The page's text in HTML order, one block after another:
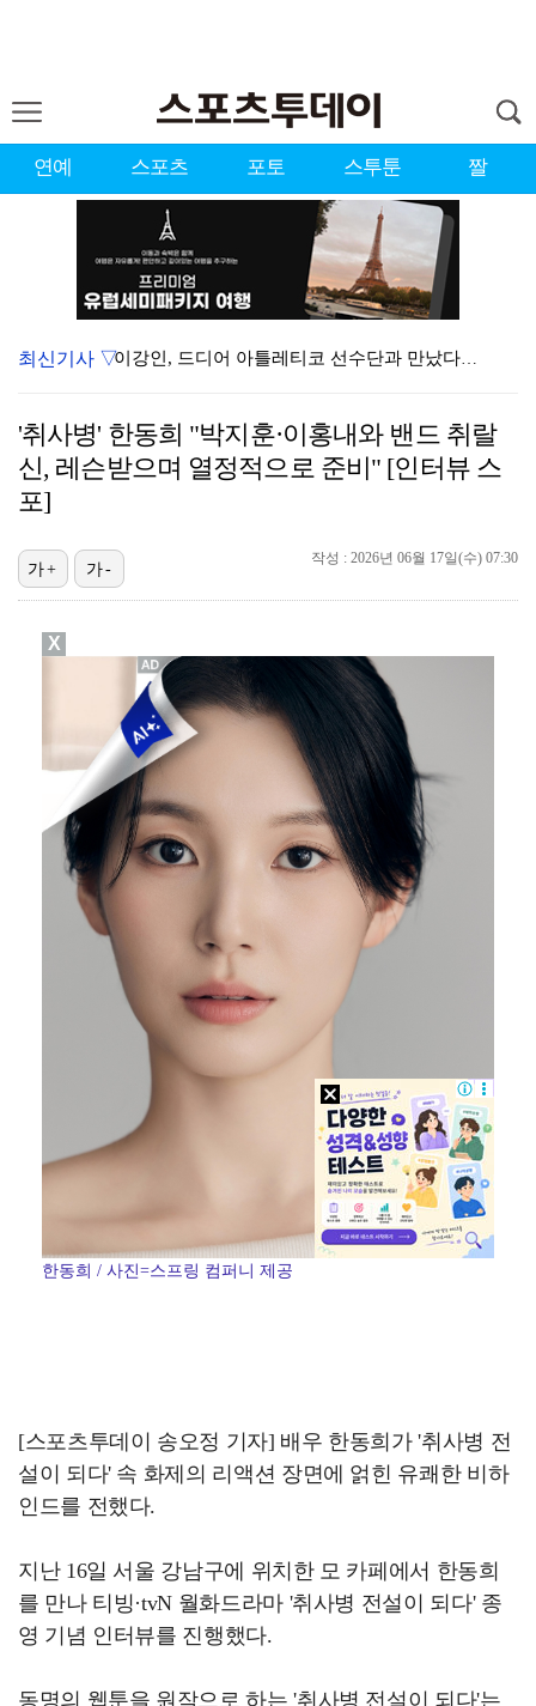
연예 스포츠 포토 스투툰 짤
이강인, 드디어 아틀레티코 선수단과 만났다…시메오네 감…
대한축구협회, 외국인 심판 7차례 성접대 의혹…이 기간…
최신기사 ▽
'취사병' 한동희 "박지훈·이홍내와 밴드 취랄
신, 레슨받으며 열정적으로 준비" [인터뷰 스
포]
작성 : 2026년 06월 17일(수) 07:30
가+ 가-
한동희 / 사진=스프링 컴퍼니 제공
[스포츠투데이 송오정 기자] 배우 한동희가 '취사병 전
설이 되다' 속 화제의 리액션 장면에 얽힌 유쾌한 비하
인드를 전했다.
지난 16일 서울 강남구에 위치한 모 카페에서 한동희
를 만나 티빙·tvN 월화드라마 '취사병 전설이 되다' 종
영 기념 인터뷰를 진행했다.
동명의 웹툰을 원작으로 하는 '취사병 전설이 되다'는
X